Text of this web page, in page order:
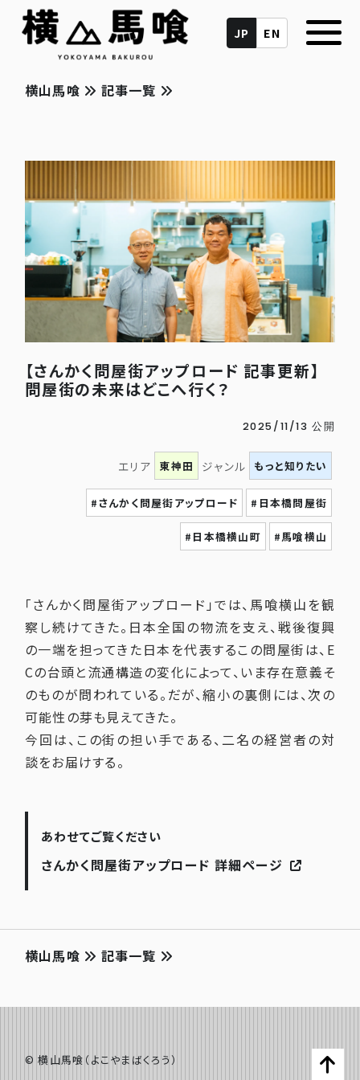
JP EN
横山馬喰 記事一覧
【さんかく問屋街アップロード 記事更新】
問屋街の未来はどこへ行く？
2025/11/13 公開
エリア 東神田 ジャンル もっと知りたい
#さんかく問屋街アップロード #日本橋問屋街
#日本橋横山町 #馬喰横山
「さんかく問屋街アップロード」では、馬喰横山を観
察し続けてきた。日本全国の物流を支え、戦後復興
の一端を担ってきた日本を代表するこの問屋街は、E
Cの台頭と流通構造の変化によって、いま存在意義そ
のものが問われている。だが、縮小の裏側には、次の
可能性の芽も見えてきた。
今回は、この街の担い手である、二名の経営者の対
談をお届けする。
あわせてご覧ください
さんかく問屋街アップロード 詳細ページ
横山馬喰 記事一覧
©️ 横山馬喰（よこやまばくろう）